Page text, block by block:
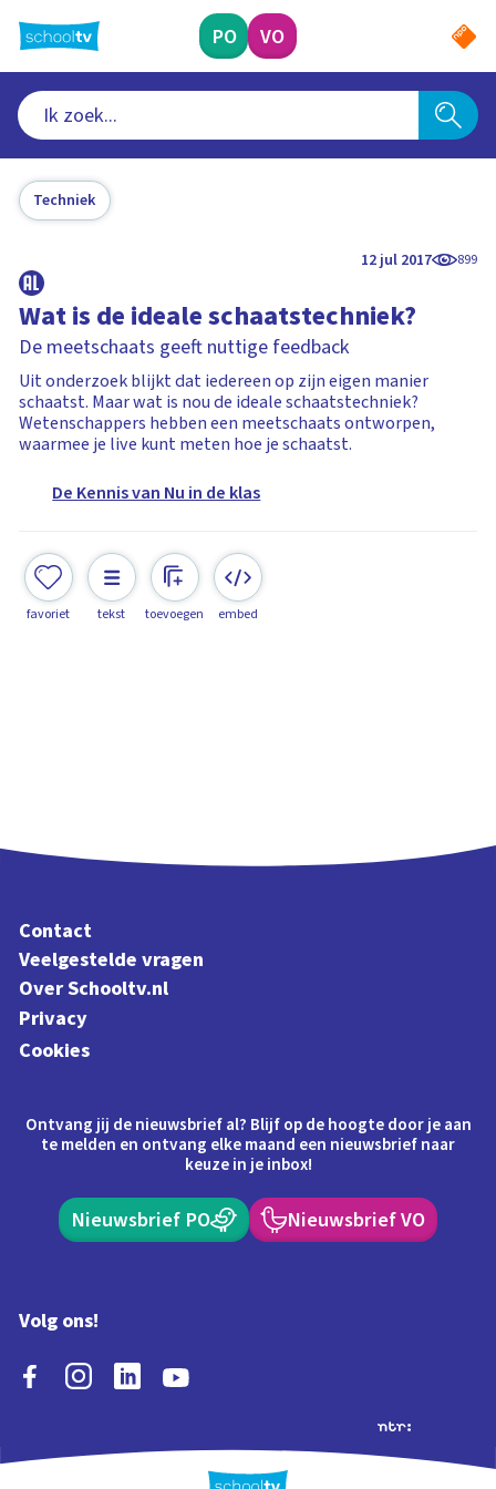
naar
hoofdinhoud
PO VO
Techniek
12 jul 2017 899
Wat is de ideale schaatstechniek?
De meetschaats geeft nuttige feedback
Uit onderzoek blijkt dat iedereen op zijn eigen manier
schaatst. Maar wat is nou de ideale schaatstechniek?
Wetenschappers hebben een meetschaats ontworpen,
waarmee je live kunt meten hoe je schaatst.
De Kennis van Nu in de klas
favoriet tekst toevoegen embed
Contact
Veelgestelde vragen
Over Schooltv.nl
Privacy
Cookies
Ontvang jij de nieuwsbrief al? Blijf op de hoogte door je aan
te melden en ontvang elke maand een nieuwsbrief naar
keuze in je inbox!
Nieuwsbrief PO Nieuwsbrief VO
Volg ons!